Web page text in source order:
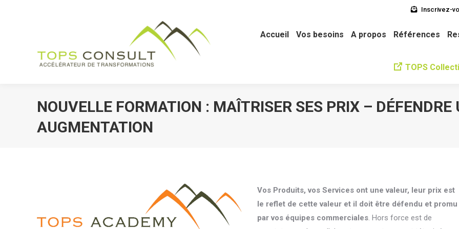
Inscrivez-
Accueil Vos besoins A propos Références
TOPS
NOUVELLE FORMATION : MAÎTRISER SES PRIX – DÉFENDRE
AUGMENTATION
Vos Produits, vos Services ont une valeur, leur prix est
le reflet de cette valeur et il doit être défendu et promu
par vos équipes commerciales. Hors force est de
L’équipe